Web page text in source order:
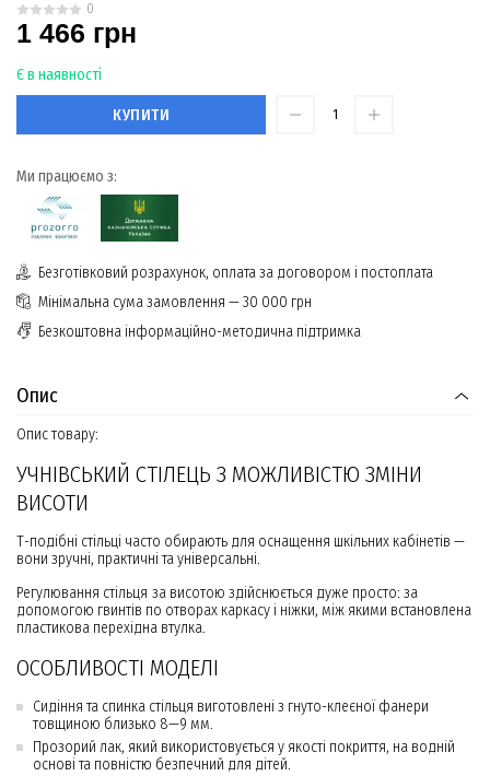
0
1 466 грн
Є в наявності
КУПИТИ
Ми працюємо з:
Безготівковий розрахунок, оплата за договором і постоплата
Мінімальна сума замовлення — 30 000 грн
Безкоштовна інформаційно-методична підтримка
Опис
Опис товару:
УЧНІВСЬКИЙ СТІЛЕЦЬ З МОЖЛИВІСТЮ ЗМІНИ
ВИСОТИ
Т-подібні стільці часто обирають для оснащення шкільних кабінетів —
вони зручні, практичні та універсальні.
Регулювання стільця за висотою здійснюється дуже просто: за
допомогою гвинтів по отворах каркасу і ніжки, між якими встановлена
пластикова перехідна втулка.
ОСОБЛИВОСТІ МОДЕЛІ
Сидіння та спинка стільця виготовлені з гнуто-клеєної фанери
товщиною близько 8—9 мм.
Прозорий лак, який використовується у якості покриття, на водній
основі та повністю безпечний для дітей.